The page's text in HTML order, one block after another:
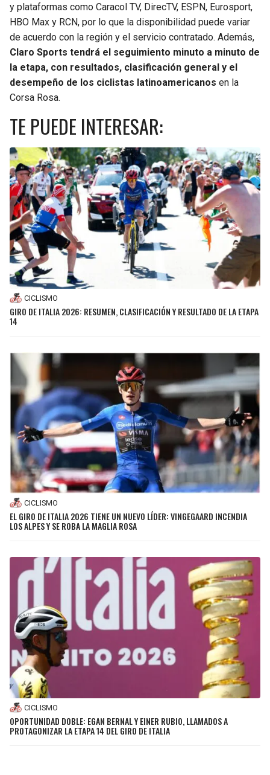
y plataformas como Caracol TV, DirecTV, ESPN, Eurosport,
HBO Max y RCN, por lo que la disponibilidad puede variar
de acuerdo con la región y el servicio contratado. Además,
Claro Sports tendrá el seguimiento minuto a minuto de
la etapa, con resultados, clasificación general y el
desempeño de los ciclistas latinoamericanos en la
Corsa Rosa.
TE PUEDE INTERESAR:
CICLISMO
GIRO DE ITALIA 2026: RESUMEN, CLASIFICACIÓN Y RESULTADO DE LA ETAPA
14
CICLISMO
EL GIRO DE ITALIA 2026 TIENE UN NUEVO LÍDER: VINGEGAARD INCENDIA
LOS ALPES Y SE ROBA LA MAGLIA ROSA
CICLISMO
OPORTUNIDAD DOBLE: EGAN BERNAL Y EINER RUBIO, LLAMADOS A
PROTAGONIZAR LA ETAPA 14 DEL GIRO DE ITALIA